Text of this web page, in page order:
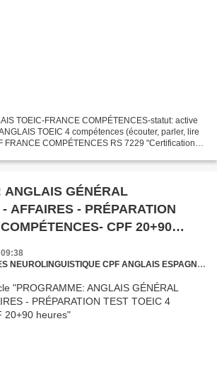
TOEIC-FRANCE COMPÉTENCES-statut: active
TOEIC 4 compétences (écouter, parler, lire
FRANCE COMPÉTENCES RS 7229 "Certification
ANGLAIS GÉNÉRAL
AFFAIRES - PRÉPARATION
CPF 20+90
NEUROLINGUISTIQUE CPF ANGLAIS ESPAGNOL